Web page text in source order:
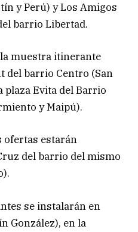
y Perú) y Los Amigos
barrio Libertad.
muestra itinerante
del barrio Centro (San
plaza Evita del Barrio
y Maipú).
ofertas estarán
del barrio del mismo
se instalarán en
González), en la